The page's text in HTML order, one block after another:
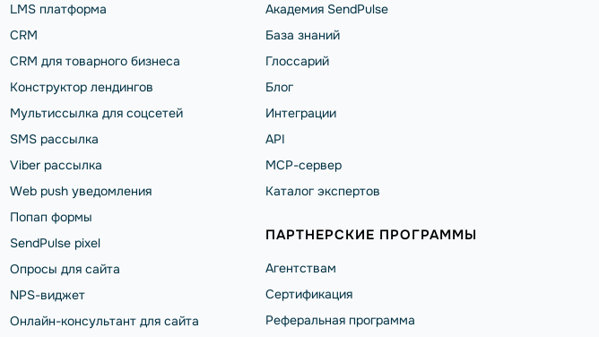
LMS платформа
CRM
CRM для товарного бизнеса
Конструктор лендингов
Мультиссылка для соцсетей
SMS рассылка
Viber рассылка
Web push уведомления
Попап формы
SendPulse pixel
Опросы для сайта
NPS-виджет
Онлайн-консультант для сайта
Академия SendPulse
База знаний
Глоссарий
Блог
Интеграции
API
MCP-сервер
Каталог экспертов
ПАРТНЕРСКИЕ ПРОГРАММЫ
Агентствам
Сертификация
Реферальная программа